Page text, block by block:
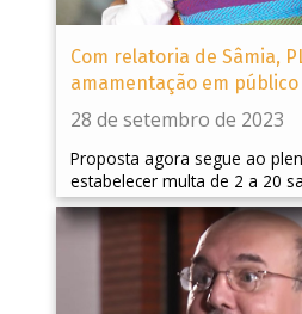
Com relatoria de Sâmia,
amamentação em público
28 de setembro de 2023
Proposta agora segue ao
estabelecer multa de 2 a 20